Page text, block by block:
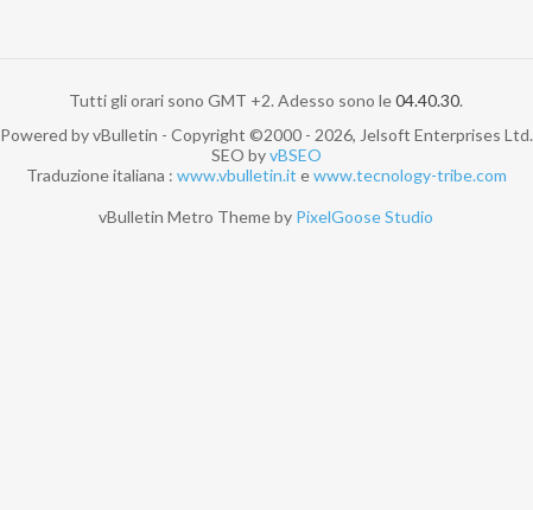
Tutti gli orari sono GMT +2. Adesso sono le04.40.30.
Powered by vBulletin - Copyright ©2000 - 2026, Jelsoft Enterprises Ltd.
SEO byvBSEO
Traduzione italiana : www.vbulletin.it ewww.tecnology-tribe.com
vBulletin Metro Theme by PixelGoose Studio